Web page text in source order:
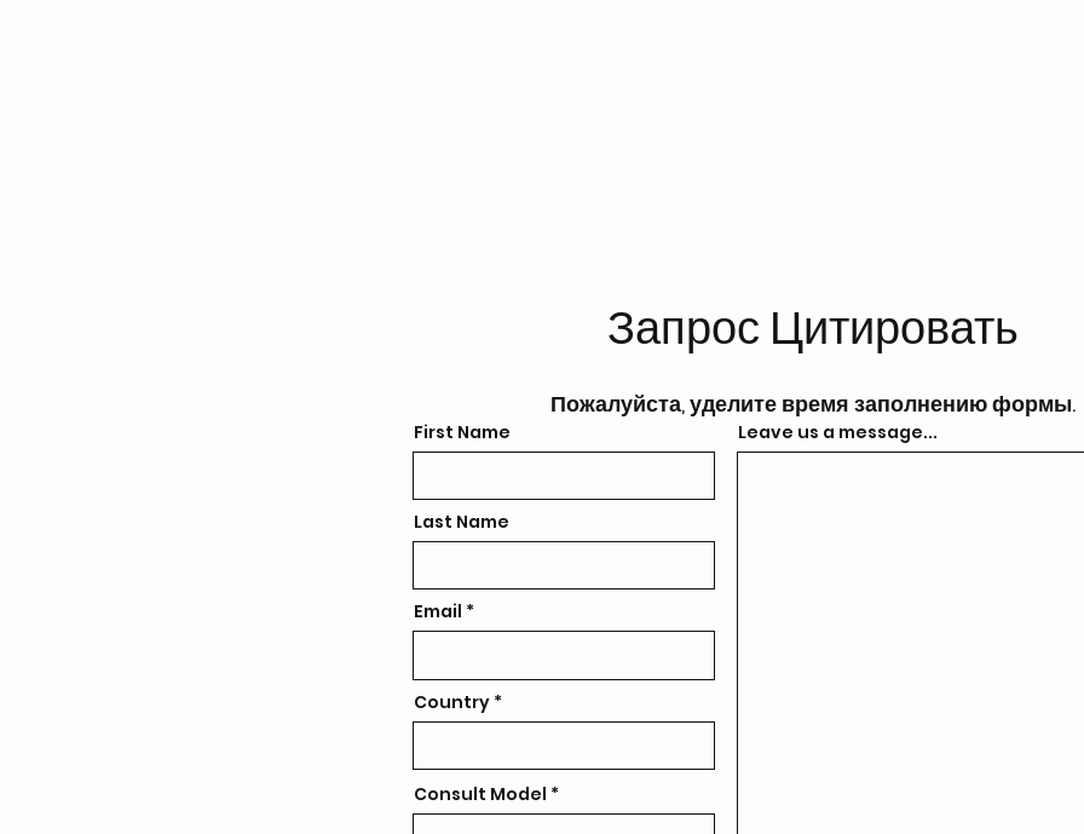
Запрос Цитировать
Пожалуйста, уделите время заполнению формы.
First Name
Last Name
Email
Country
Consult Model
Leave us a message...